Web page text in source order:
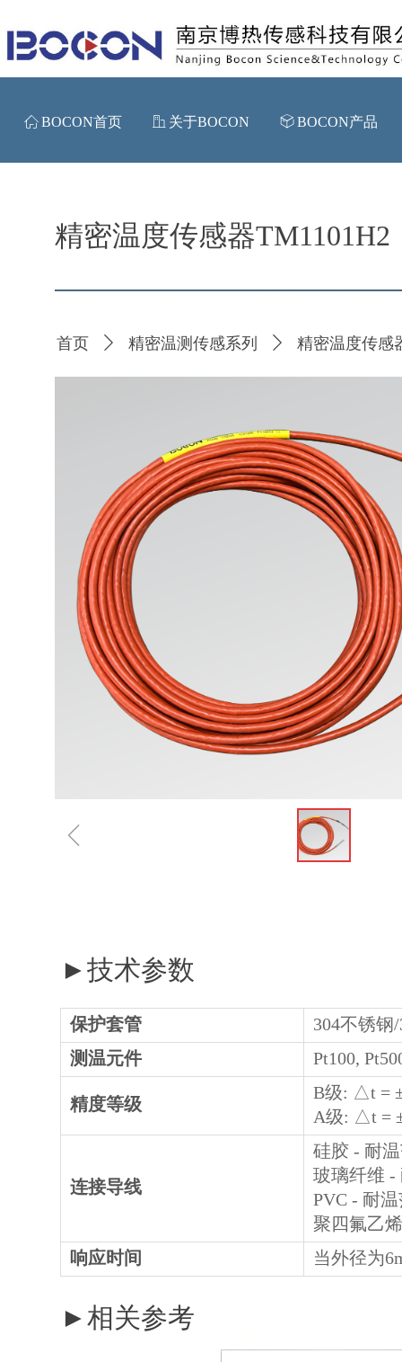
ꀇ BOCON首页 ꀶ 关于BOCON ꁦ BOCON产品
首页 ꄲ 精密温测传感系列 ꄲ 精密温度传感
精密温度传感器TM1101H2
ꁆ
►技术参数
保护套管
304不锈钢
测温元件
Pt100,
精度等级
B级: △t =
A级: △t =
连接导线
硅胶 - 耐
玻璃纤维 -
PVC - 耐
聚四氟乙
响应时间
当外径为
►相关参考